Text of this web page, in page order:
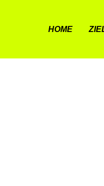
HOME